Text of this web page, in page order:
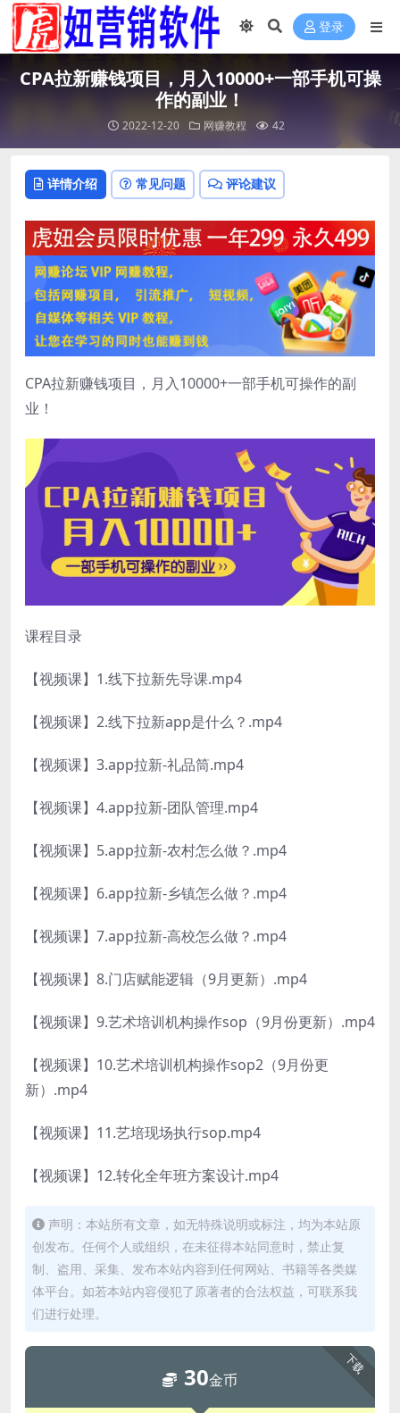
登录
CPA拉新赚钱项目，月入10000+一部手机可操
作的副业！
2022-12-20 网赚教程 42
详情介绍 常见问题 评论建议
CPA拉新赚钱项目，月入10000+一部手机可操作的副
业！
课程目录
【视频课】1.线下拉新先导课.mp4
【视频课】2.线下拉新app是什么？.mp4
【视频课】3.app拉新-礼品筒.mp4
【视频课】4.app拉新-团队管理.mp4
【视频课】5.app拉新-农村怎么做？.mp4
【视频课】6.app拉新-乡镇怎么做？.mp4
【视频课】7.app拉新-高校怎么做？.mp4
【视频课】8.门店赋能逻辑（9月更新）.mp4
【视频课】9.艺术培训机构操作sop（9月份更新）.mp4
【视频课】10.艺术培训机构操作sop2（9月份更
新）.mp4
【视频课】11.艺培现场执行sop.mp4
【视频课】12.转化全年班方案设计.mp4
声明：本站所有文章，如无特殊说明或标注，均为本站原
创发布。任何个人或组织，在未征得本站同意时，禁止复
制、盗用、采集、发布本站内容到任何网站、书籍等各类媒
体平台。如若本站内容侵犯了原著者的合法权益，可联系我
们进行处理。
下载
30金币